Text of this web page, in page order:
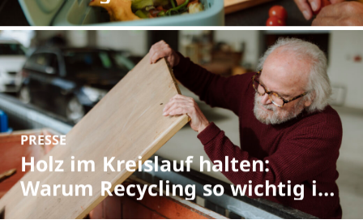
PRESSE
Holz im Kreislauf halten:
Warum Recycling so wichtig ist
– Welttag des Holzes